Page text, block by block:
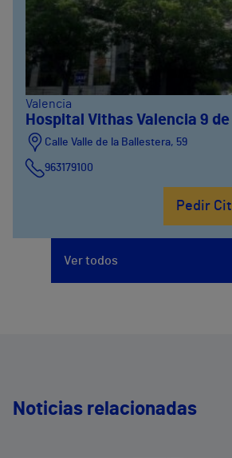
Valencia
Hospital Vithas Valencia 9
Calle Valle de la Ballestera, 59
963179100
Pedir
Ver todos
Noticias relacionadas